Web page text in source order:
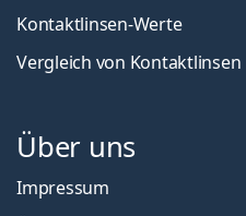
Kontaktlinsen-Werte
Vergleich von Kontaktlinsen
Über uns
Impressum